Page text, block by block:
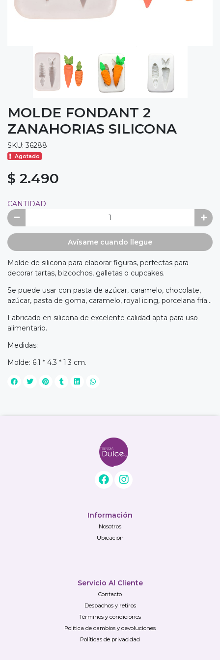
MOLDE FONDANT 2
ZANAHORIAS SILICONA
SKU: 36288
Agotado
$ 2.490
CANTIDAD
Avísame cuando llegue
Molde de silicona para elaborar figuras, perfectas para
decorar tartas, bizcochos, galletas o cupcakes.
Se puede usar con pasta de azúcar, caramelo, chocolate,
azúcar, pasta de goma, caramelo, royal icing, porcelana fría...
Fabricado en silicona de excelente calidad apta para uso
alimentario.
Medidas:
Molde: 6.1 * 4.3 * 1.3 cm.
Información
Nosotros
Ubicación
Servicio Al Cliente
Contacto
Despachos y retiros
Términos y condiciones
Política de cambios y devoluciones
Políticas de privacidad